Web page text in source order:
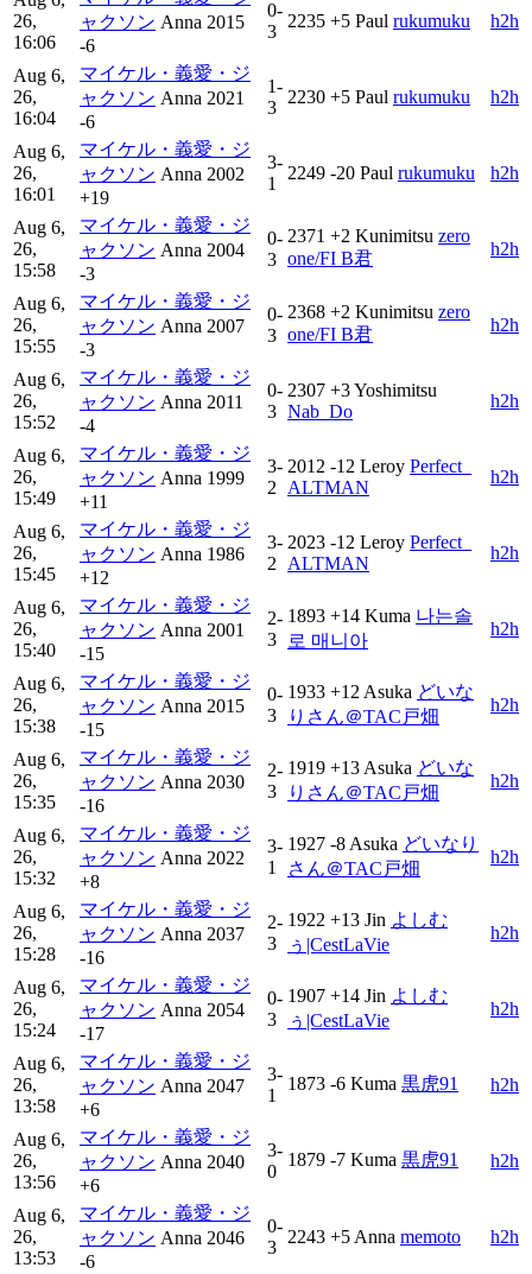
26,
16:06
ャクソン Anna 2015
-6
0-
3
2235 +5 Paul rukumuku h2h
Aug 6,
26,
16:04
マイケル・義愛・ジ
ャクソン Anna 2021
-6
1-
3
2230 +5 Paul rukumuku h2h
Aug 6,
26,
16:01
マイケル・義愛・ジ
ャクソン Anna 2002
+19
3-
1
2249 -20 Paul rukumuku h2h
Aug 6,
26,
15:58
マイケル・義愛・ジ
ャクソン Anna 2004
-3
0-
3
2371 +2 Kunimitsu zero
one/FI B君
h2h
Aug 6,
26,
15:55
マイケル・義愛・ジ
ャクソン Anna 2007
-3
0-
3
2368 +2 Kunimitsu zero
one/FI B君
h2h
Aug 6,
26,
15:52
マイケル・義愛・ジ
ャクソン Anna 2011
-4
0-
3
2307 +3Yoshimitsu
Nab_Do
h2h
Aug 6,
26,
15:49
マイケル・義愛・ジ
ャクソン Anna 1999
+11
3-
2
2012 -12 Leroy Perfect_
ALTMAN
h2h
Aug 6,
26,
15:45
マイケル・義愛・ジ
ャクソン Anna 1986
+12
3-
2
2023 -12 Leroy Perfect_
ALTMAN
h2h
Aug 6,
26,
15:40
マイケル・義愛・ジ
ャクソン Anna 2001
-15
2-
3
1893 +14 Kuma 나는솔
로 매니아
h2h
Aug 6,
26,
15:38
マイケル・義愛・ジ
ャクソン Anna 2015
-15
0-
3
1933 +12 Asuka どいな
りさん＠TAC戸畑
h2h
Aug 6,
26,
15:35
マイケル・義愛・ジ
ャクソン Anna 2030
-16
2-
3
1919 +13 Asuka どいな
りさん＠TAC戸畑
h2h
Aug 6,
26,
15:32
マイケル・義愛・ジ
ャクソン Anna 2022
+8
3-
1
1927 -8 Asuka どいなり
さん＠TAC戸畑
h2h
Aug 6,
26,
15:28
マイケル・義愛・ジ
ャクソン Anna 2037
-16
2-
3
1922 +13 Jin よしむ
ぅ|CestLaVie
h2h
Aug 6,
26,
15:24
マイケル・義愛・ジ
ャクソン Anna 2054
-17
0-
3
1907 +14 Jin よしむ
ぅ|CestLaVie
h2h
Aug 6,
26,
13:58
マイケル・義愛・ジ
ャクソン Anna 2047
+6
3-
1
1873 -6 Kuma 黒虎91 h2h
Aug 6,
26,
13:56
マイケル・義愛・ジ
ャクソン Anna 2040
+6
3-
0
1879 -7 Kuma 黒虎91 h2h
Aug 6,
26,
13:53
マイケル・義愛・ジ
ャクソン Anna 2046
-6
0-
3
2243 +5 Anna memoto h2h